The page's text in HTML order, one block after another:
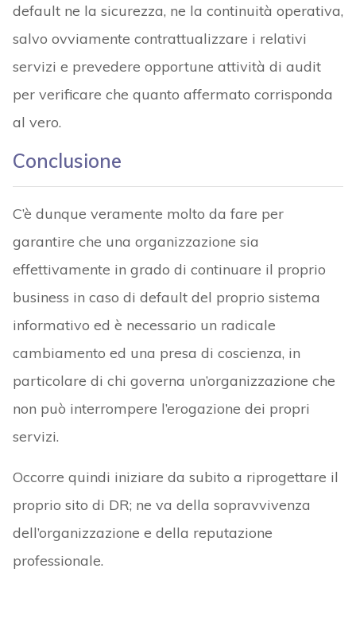
default ne la sicurezza, ne la continuità operativa,
salvo ovviamente contrattualizzare i relativi
servizi e prevedere opportune attività di audit
per verificare che quanto affermato corrisponda
al vero.
Conclusione
C’è dunque veramente molto da fare per
garantire che una organizzazione sia
effettivamente in grado di continuare il proprio
business in caso di default del proprio sistema
informativo ed è necessario un radicale
cambiamento ed una presa di coscienza, in
particolare di chi governa un’organizzazione che
non può interrompere l’erogazione dei propri
servizi.
Occorre quindi iniziare da subito a riprogettare il
proprio sito di DR; ne va della sopravvivenza
dell’organizzazione e della reputazione
professionale.